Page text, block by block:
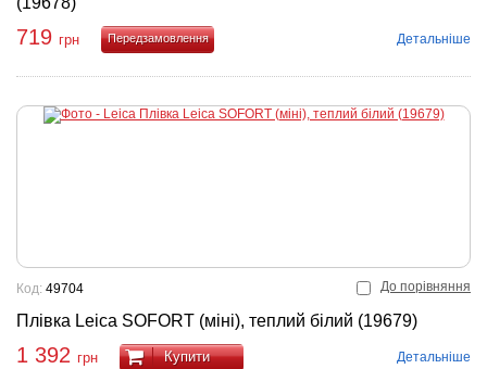
719 грн
Детальніше
До порівняння
Плівка Leica SOFORT (міні), теплий білий (19679)
Код: 49704
1 392 грн Купити Детальніше